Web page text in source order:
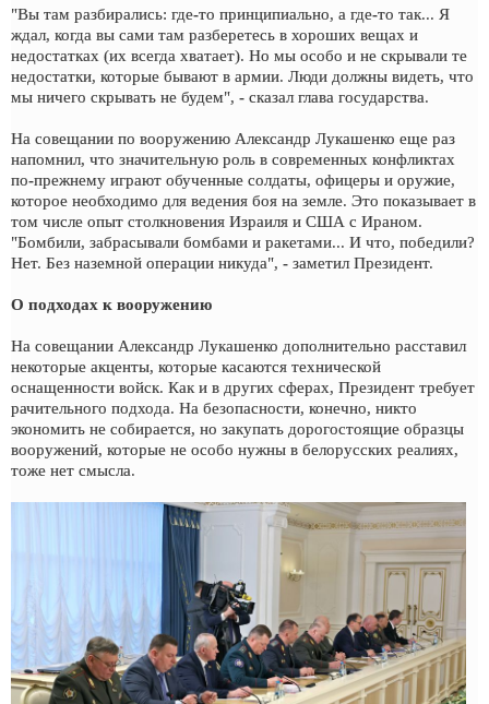
"Вы там разбирались: где-то принципиально, а где-то так... Я
ждал, когда вы сами там разберетесь в хороших вещах и
недостатках (их всегда хватает). Но мы особо и не скрывали те
недостатки, которые бывают в армии. Люди должны видеть, что
мы ничего скрывать не будем", - сказал глава государства.
На совещании по вооружению Александр Лукашенко еще раз
напомнил, что значительную роль в современных конфликтах
по-прежнему играют обученные солдаты, офицеры и оружие,
которое необходимо для ведения боя на земле. Это показывает в
том числе опыт столкновения Израиля и США с Ираном.
"Бомбили, забрасывали бомбами и ракетами... И что, победили?
Нет. Без наземной операции никуда", - заметил Президент.
О подходах к вооружению
На совещании Александр Лукашенко дополнительно расставил
некоторые акценты, которые касаются технической
оснащенности войск. Как и в других сферах, Президент требует
рачительного подхода. На безопасности, конечно, никто
экономить не собирается, но закупать дорогостоящие образцы
вооружений, которые не особо нужны в белорусских реалиях,
тоже нет смысла.